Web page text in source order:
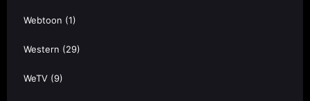
Webtoon (1)
Western (29)
WeTV (9)